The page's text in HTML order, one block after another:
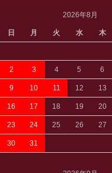
2026年8月
日 月 火 水 木
2 3 4 5 6
9 10 11 12 13
16 17 18 19 20
23 24 25 26 27
30 31